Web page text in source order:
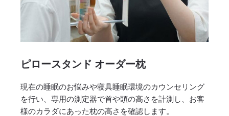
ピロースタンド オーダー枕
現在の睡眠のお悩みや寝具睡眠環境のカウンセリング
を行い、専用の測定器で首や頭の高さを計測し、お客
様のカラダにあった枕の高さを確認します。